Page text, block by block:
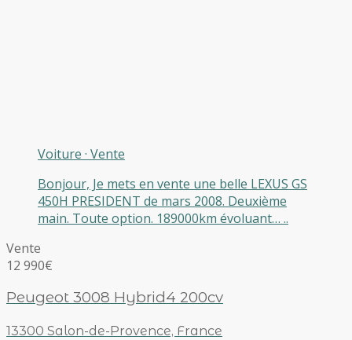
Voiture · Vente
Bonjour, Je mets en vente une belle LEXUS GS
450H PRESIDENT de mars 2008. Deuxième
main. Toute option. 189000km évoluant… ..
Vente
12 990€
Peugeot 3008 Hybrid4 200cv
13300 Salon-de-Provence, France